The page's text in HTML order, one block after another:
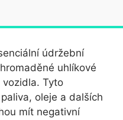
údržební
uhlíkové
vozidla. Tyto
oleje a dalších
mít negativní